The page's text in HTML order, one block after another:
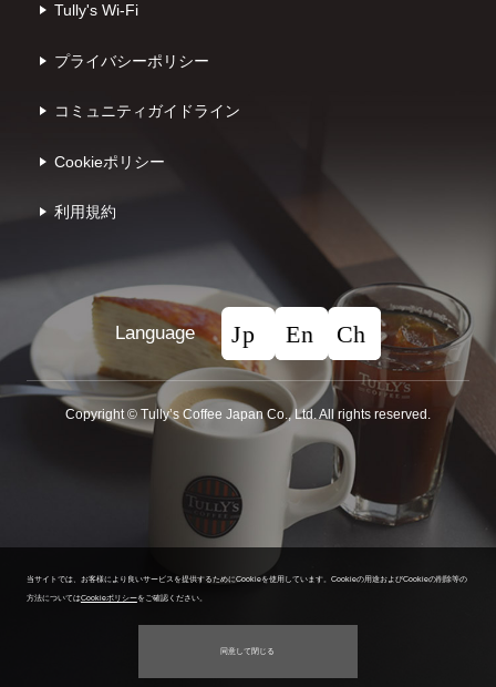
Tully's Wi-Fi
プライバシーポリシー
コミュニティガイドライン
Cookieポリシー
利⽤規約
Language
Copyright © Tullyʼs Coffee Japan Co., Ltd. All rights reserved.
当サイトでは、お客様により良いサービスを提供するためにCookieを使用しています。 Cookieの用途およびCookieの削除等の
方法についてはCookieポリシーをご確認ください。
同意して閉じる